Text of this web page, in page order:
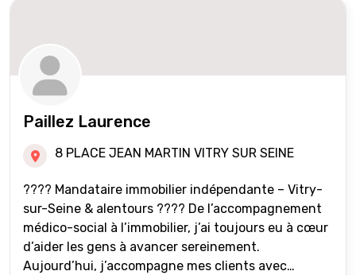
Paillez Laurence
8 PLACE JEAN MARTIN VITRY SUR SEINE
???? Mandataire immobilier indépendante – Vitry-
sur-Seine & alentours ???? De l’accompagnement
médico-social à l’immobilier, j’ai toujours eu à cœur
d’aider les gens à avancer sereinement.
Aujourd’hui, j’accompagne mes clients avec